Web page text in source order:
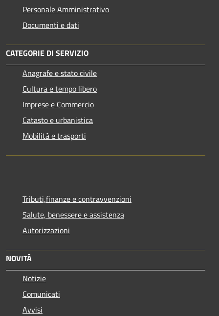
Personale Amministrativo
Documenti e dati
CATEGORIE DI SERVIZIO
Anagrafe e stato civile
Cultura e tempo libero
Imprese e Commercio
Catasto e urbanistica
Mobilità e trasporti
Tributi,finanze e contravvenzioni
Salute, benessere e assistenza
Autorizzazioni
NOVITÀ
Notizie
Comunicati
Avvisi